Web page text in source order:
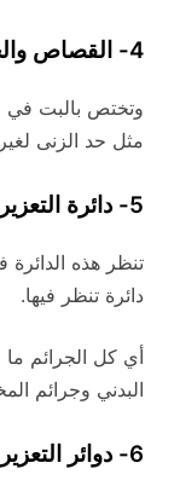
4- القصاص والحدود غير الإتلافية:
وتختص بالبت في
مثل حد الزنى
5- دائرة التعزير المرسل:
تنظر هذه الدائرة
دائرة تنظر فيها.
أي كل الجرائم ما
البدني وجرائم
6- دوائر التعزير المنظم الفردية: